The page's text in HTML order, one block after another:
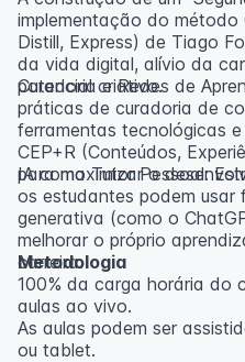
implementação do método
Distill, Express) de Tiago
da vida digital, alívio da
potencial criativo.
Curadoria e Redes de
práticas de curadoria de
ferramentas tecnológicas
CEP+R (Conteúdos,
para maximizar o
IA como Tutor Pessoal:
os estudantes podem usar
generativa (como o
melhorar o próprio
carreira.
Metodologia
100% da carga horária do
aulas ao vivo.
As aulas podem ser
ou tablet.